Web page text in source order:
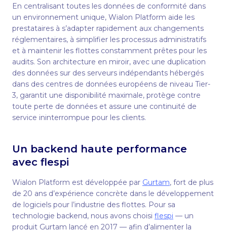
En centralisant toutes les données de conformité dans
un environnement unique, Wialon Platform aide les
prestataires à s’adapter rapidement aux changements
réglementaires, à simplifier les processus administratifs
et à maintenir les flottes constamment prêtes pour les
audits. Son architecture en miroir, avec une duplication
des données sur des serveurs indépendants hébergés
dans des centres de données européens de niveau Tier-
3, garantit une disponibilité maximale, protège contre
toute perte de données et assure une continuité de
service ininterrompue pour les clients.
Un backend haute performance
avec flespi
Wialon Platform est développée par Gurtam, fort de plus
de 20 ans d’expérience concrète dans le développement
de logiciels pour l’industrie des flottes. Pour sa
technologie backend, nous avons choisi flespi — un
produit Gurtam lancé en 2017 — afin d’alimenter la